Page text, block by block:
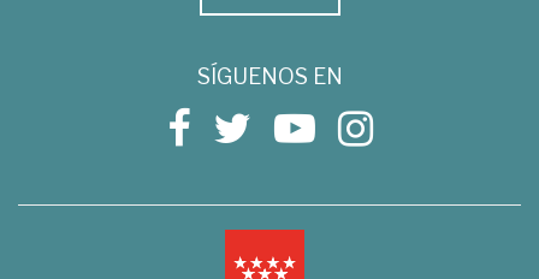
SÍGUENOS EN